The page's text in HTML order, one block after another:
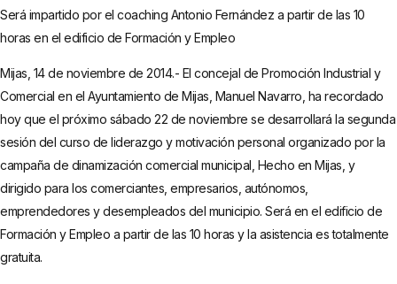
Será impartido por el coaching Antonio Fernández a partir de las 10
horas en el edificio de Formación y Empleo
Mijas, 14 de noviembre de 2014.- El concejal de Promoción Industrial y
Comercial en el Ayuntamiento de Mijas, Manuel Navarro, ha recordado
hoy que el próximo sábado 22 de noviembre se desarrollará la segunda
sesión del curso de liderazgo y motivación personal organizado por la
campaña de dinamización comercial municipal, Hecho en Mijas, y
dirigido para los comerciantes, empresarios, autónomos,
emprendedores y desempleados del municipio. Será en el edificio de
Formación y Empleo a partir de las 10 horas y la asistencia es totalmente
gratuita.